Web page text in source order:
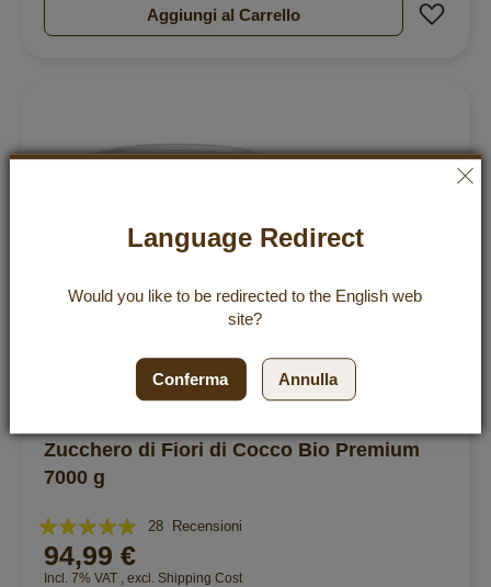
Aggiungi al Carrello
Zucchero di Fiori di Cocco Bio Premium
7000 g
Valutazione:
100%
28 Recensioni
94,99 €
Incl. 7% VAT excl. Shipping Cost
Language Redirect
Would you like to be redirected to the English web
site?
Conferma Annulla